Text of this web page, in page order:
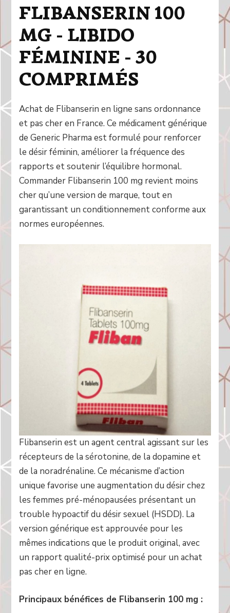
FLIBANSERIN 100
MG - LIBIDO
FÉMININE - 30
COMPRIMÉS
Achat de Flibanserin en ligne sans ordonnance
et pas cher en France. Ce médicament générique
de Generic Pharma est formulé pour renforcer
le désir féminin, améliorer la fréquence des
rapports et soutenir l’équilibre hormonal.
Commander Flibanserin 100 mg revient moins
cher qu’une version de marque, tout en
garantissant un conditionnement conforme aux
normes européennes.
Flibanserin est un agent central agissant sur les
récepteurs de la sérotonine, de la dopamine et
de la noradrénaline. Ce mécanisme d’action
unique favorise une augmentation du désir chez
les femmes pré-ménopausées présentant un
trouble hypoactif du désir sexuel (HSDD). La
version générique est approuvée pour les
mêmes indications que le produit original, avec
un rapport qualité-prix optimisé pour un achat
pas cher en ligne.
Principaux bénéfices de Flibanserin 100 mg :